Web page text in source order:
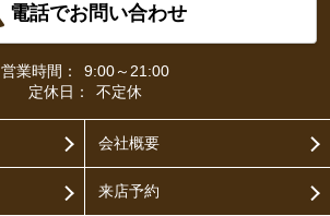
電話でお問い合わせ
営業時間：
9:00～21:00
定休日：
不定休
会社概要
来店予約